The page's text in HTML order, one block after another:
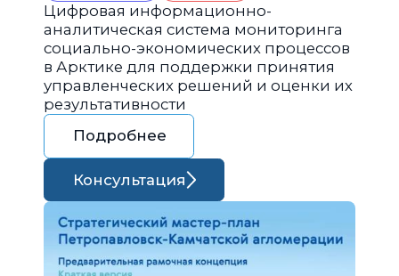
Цифровая информационно-
аналитическая система мониторинга
социально-экономических процессов
в Арктике для поддержки принятия
управленческих решений и оценки их
результативности
Подробнее
Консультация